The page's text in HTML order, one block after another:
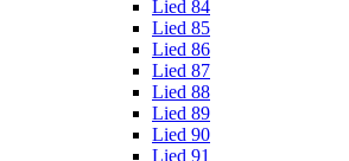
Lied 84
Lied 85
Lied 86
Lied 87
Lied 88
Lied 89
Lied 90
Lied 91